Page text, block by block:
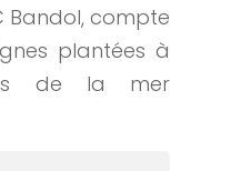
Bandol, compte
plantées à
de la mer